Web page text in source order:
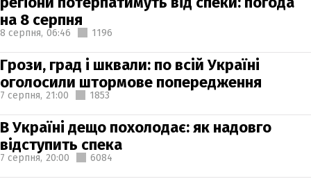
на 8 серпня
8 серпня, 06:46 1196
Грози, град і шквали: по всій Україні
оголосили штормове попередження
7 серпня, 21:00 1853
В Україні дещо похолодає: як надовго
відступить спека
7 серпня, 20:00 6084